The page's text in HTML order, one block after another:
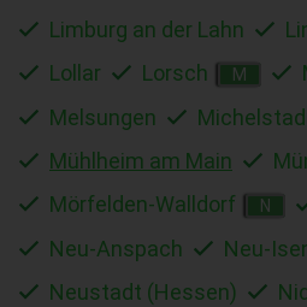
Limburg an der Lahn
Lollar
Lorsch M
Melsungen
Mühlheim am Main
Mörfelden-Walldorf
N
Neu-Anspach
Neu-
Neustadt (Hessen)